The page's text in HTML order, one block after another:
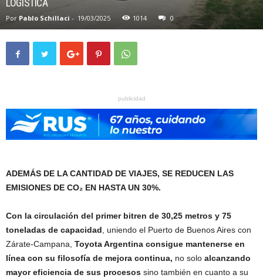
LOGÍSTICA
Por Pablo Schillaci - 19/03/2025 1014 0
publicidad
ADEMÁS DE LA CANTIDAD DE VIAJES, SE REDUCEN LAS
EMISIONES DE CO₂ EN HASTA UN 30%.
Con la circulación del primer bitren de 30,25 metros y 75
toneladas de capacidad, uniendo el Puerto de Buenos Aires con
Zárate-Campana, Toyota Argentina consigue mantenerse en
línea con su filosofía de mejora continua, no solo alcanzando
mayor eficiencia de sus procesos sino también en cuanto a su